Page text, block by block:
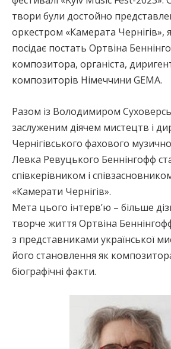
твори були достойно
оркестром «Камерата Чернігів»,
посідає постать Ортвіна
композитора, органіста,
композиторів Німеччини GEMA.
Разом із Володимиром
заслуженим діячем мистецтв і
Чернігівського фахового
Левка Ревуцького Беннінгофф
співкерівником і
«Камерати Чернігів».
Мета цього інтерв’ю – більше
творче життя Ортвіна
з представниками української
його становлення як
біографічні факти.